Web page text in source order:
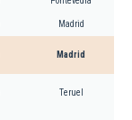
Madrid
Madrid
Teruel